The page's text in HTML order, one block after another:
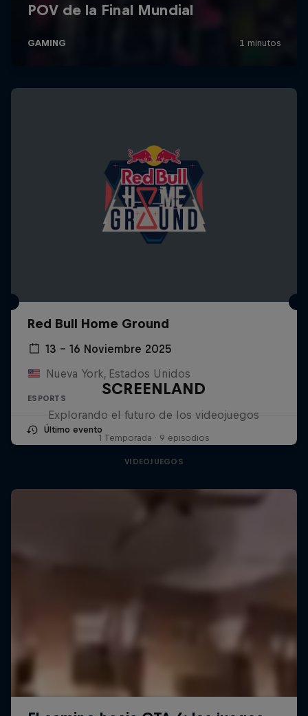
Red Bull Home Ground
13 – 16 Noviembre 2025
Nueva York, Estados Unidos
ESPORTS
Último evento
SCREENLAND
Explorando el futuro de los videojuegos
1 Temporada · 9 episodios
VIDEOJUEGOS